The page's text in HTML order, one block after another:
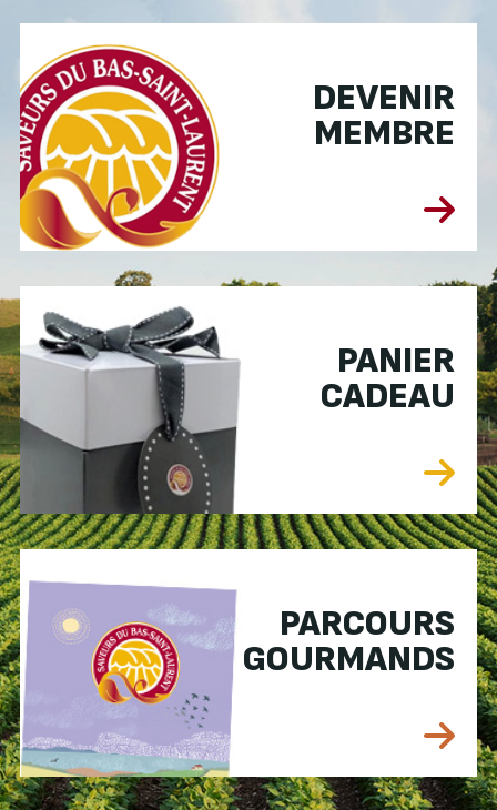
DEVENIR
MEMBRE
PANIER
CADEAU
PARCOURS
GOURMANDS